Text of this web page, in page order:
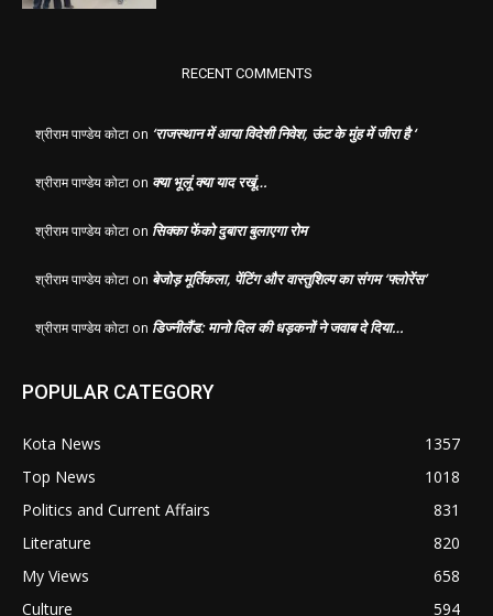
RECENT COMMENTS
श्रीराम पाण्डेय कोटा on ‘राजस्थान में आया विदेशी निवेश, ऊंट के मुंह में जीरा है ‘
श्रीराम पाण्डेय कोटा on क्या भूलूं क्या याद रखूं…
श्रीराम पाण्डेय कोटा on सिक्का फेंको दुबारा बुलाएगा रोम
श्रीराम पाण्डेय कोटा on बेजोड़ मूर्तिकला, पेंटिंग और वास्तुशिल्प का संगम ‘फ्लोरेंस’
श्रीराम पाण्डेय कोटा on डिज्नीलैंड: मानो दिल की धड़कनों ने जवाब दे दिया…
POPULAR CATEGORY
Kota News
1357
Top News
1018
Politics and Current Affairs
831
Literature
820
My Views
658
Culture
594